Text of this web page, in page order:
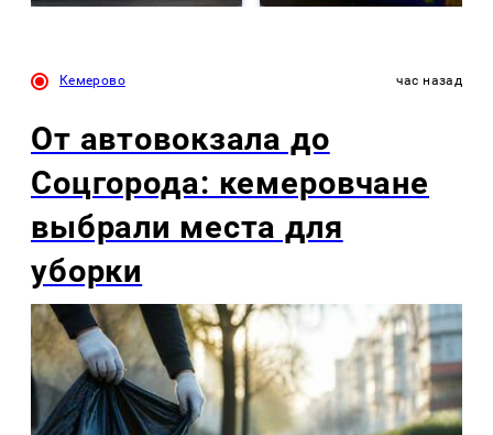
Кемерово час назад
От автовокзала до
Соцгорода: кемеровчане
выбрали места для
уборки